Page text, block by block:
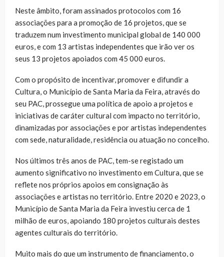
Neste âmbito, foram assinados protocolos com 16
associações para a promoção de 16 projetos, que se
traduzem num investimento municipal global de 140 000
euros, e com 13 artistas independentes que irão ver os
seus 13 projetos apoiados com 45 000 euros.
Com o propósito de incentivar, promover e difundir a
Cultura, o Município de Santa Maria da Feira, através do
seu PAC, prossegue uma política de apoio a projetos e
iniciativas de caráter cultural com impacto no território,
dinamizadas por associações e por artistas independentes
com sede, naturalidade, residência ou atuação no concelho.
Nos últimos três anos de PAC, tem-se registado um
aumento significativo no investimento em Cultura, que se
reflete nos próprios apoios em consignação às
associações e artistas no território. Entre 2020 e 2023, o
Município de Santa Maria da Feira investiu cerca de 1
milhão de euros, apoiando 180 projetos culturais destes
agentes culturais do território.
Muito mais do que um instrumento de financiamento, o